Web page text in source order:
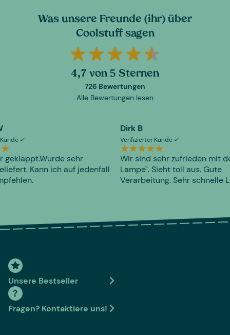
Was unsere Freunde (ihr) über
Coolstuff sagen
4,7 von 5 Sternen
726 Bewertungen
Alle Bewertungen lesen
geklappt.Wurde sehr
Kann ich auf jedenfall
Dirk B
Verifizierter Kunde
Wir sind sehr zufrieden mit
Lampe". Sieht toll aus. Gute
Verarbeitung. Sehr schnelle
Unsere Bestseller
Fragen? Kontaktiere uns!